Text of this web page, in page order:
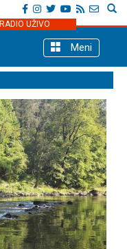
RADIO UŽIVO
Meni